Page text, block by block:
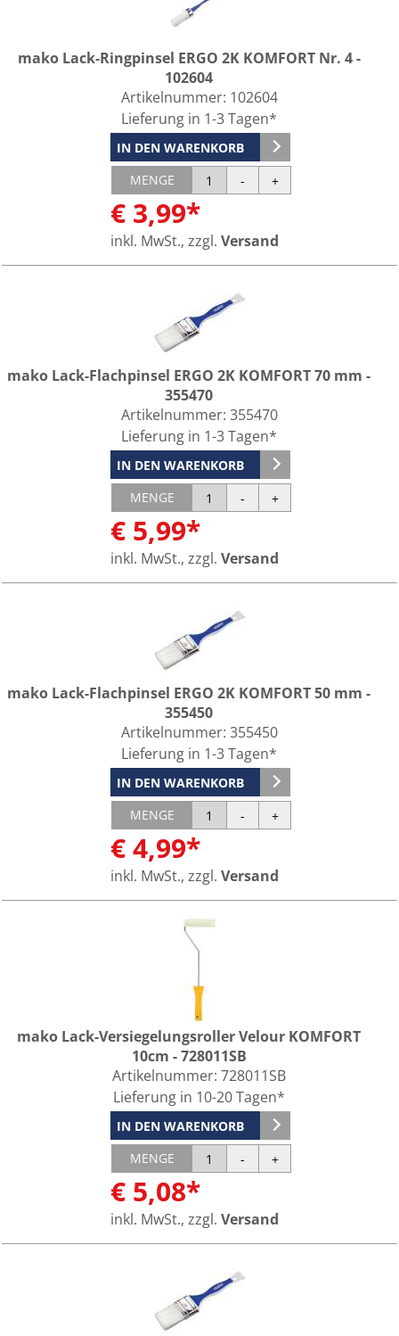
mako Lack-Ringpinsel ERGO 2K KOMFORT Nr. 4 -
102604
Artikelnummer: 102604
Lieferung in 1-3 Tagen*
IN DEN WARENKORB
MENGE
€ 3,99*
inkl. MwSt., zzgl. Versand
mako Lack-Flachpinsel ERGO 2K KOMFORT 70 mm -
355470
Artikelnummer: 355470
Lieferung in 1-3 Tagen*
IN DEN WARENKORB
MENGE
€ 5,99*
inkl. MwSt., zzgl. Versand
mako Lack-Flachpinsel ERGO 2K KOMFORT 50 mm -
355450
Artikelnummer: 355450
Lieferung in 1-3 Tagen*
IN DEN WARENKORB
MENGE
€ 4,99*
inkl. MwSt., zzgl. Versand
mako Lack-Versiegelungsroller Velour KOMFORT
10cm - 728011SB
Artikelnummer:728011SB
Lieferung in 10-20 Tagen*
IN DEN WARENKORB
MENGE
€ 5,08*
inkl. MwSt., zzgl. Versand